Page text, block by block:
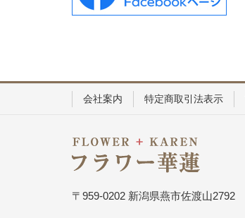
会社案内 特定商取引法表示
〒959-0202 新潟県燕市佐渡山2792